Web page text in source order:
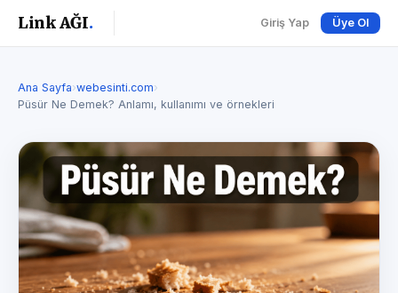
Link AĞI. Giriş Yap Üye Ol
Ana Sayfa›webesinti.com›
Püsür Ne Demek? Anlamı, kullanımı ve örnekleri